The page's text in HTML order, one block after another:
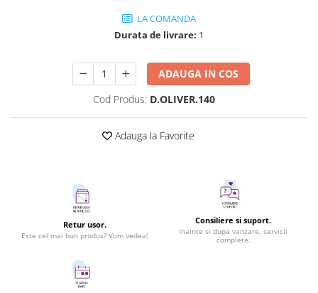
LA COMANDA
Durata de livrare: 1
ADAUGA IN COS
Cod Produs: D.OLIVER.140
Adauga la Favorite
Retur usor.
Este cel mai bun produs? Vom vedea!
Consiliere si suport.
Inainte si dupa vanzare, servicii
complete.